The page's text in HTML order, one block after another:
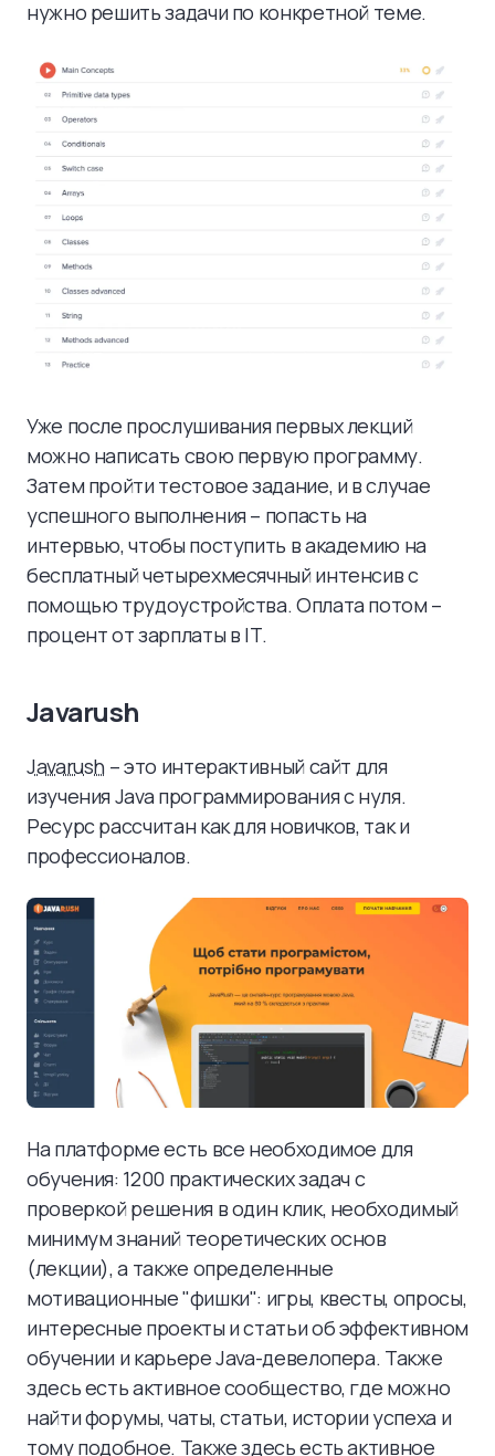
нужно решить задачи по конкретной теме.
Уже после прослушивания первых лекций
можно написать свою первую программу.
Затем пройти тестовое задание, и в случае
успешного выполнения – попасть на
интервью, чтобы поступить в академию на
бесплатный четырехмесячный интенсив с
помощью трудоустройства. Оплата потом –
процент от зарплаты в ІТ.
Javarush
Javarush – это интерактивный сайт для
изучения Java программирования с нуля.
Ресурс рассчитан как для новичков, так и
профессионалов.
На платформе есть все необходимое для
обучения: 1200 практических задач с
проверкой решения в один клик, необходимый
минимум знаний теоретических основ
(лекции), а также определенные
мотивационные "фишки": игры, квесты, опросы,
интересные проекты и статьи об эффективном
обучении и карьере Java-девелопера. Также
здесь есть активное сообщество, где можно
найти форумы, чаты, статьи, истории успеха и
тому подобное. Также здесь есть активное